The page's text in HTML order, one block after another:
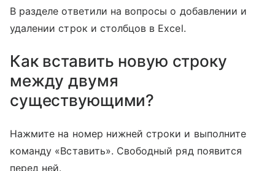
В разделе ответили на вопросы о добавлении и
удалении строк и столбцов в Excel.
Как вставить новую строку
между двумя
существующими?
Нажмите на номер нижней строки и выполните
команду «Вставить». Свободный ряд появится
перед ней.